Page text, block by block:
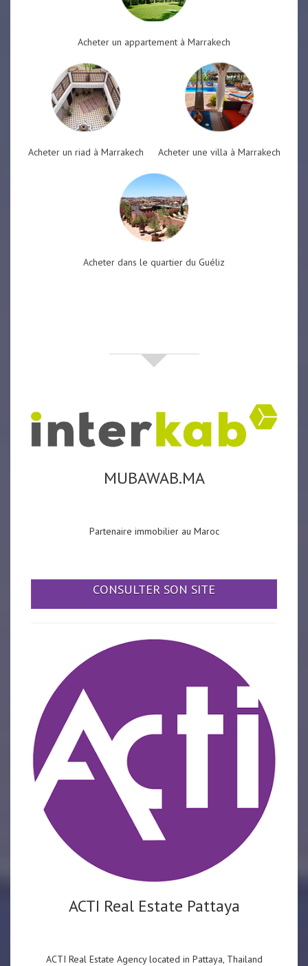
Acheter un appartement à Marrakech
Acheter un riad à Marrakech Acheter une villa à Marrakech
Acheter dans le quartier du Guéliz
MUBAWAB.MA
Partenaire immobilier au Maroc
CONSULTER SON SITE
ACTI Real Estate Pattaya
ACTI Real Estate Agency located in Pattaya, Thailand